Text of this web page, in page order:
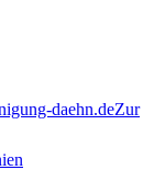
daehn.deZur